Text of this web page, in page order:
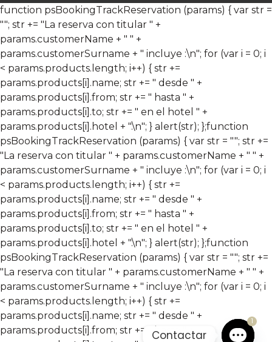
function psBookingTrackReservation (params) { var str =
""; str += "La reserva con titular " +
params.customerName + " " +
params.customerSurname + " incluye :\n"; for (var i = 0; i
< params.products.length; i++) { str +=
params.products[i].name; str += " desde " +
params.products[i].from; str += " hasta " +
params.products[i].to; str += " en el hotel " +
params.products[i].hotel + ".\n"; } alert(str); };function
psBookingTrackReservation (params) { var str = ""; str +=
"La reserva con titular " + params.customerName + " " +
params.customerSurname + " incluye :\n"; for (var i = 0; i
< params.products.length; i++) { str +=
params.products[i].name; str += " desde " +
params.products[i].from; str += " hasta " +
params.products[i].to; str += " en el hotel " +
params.products[i].hotel + ".\n"; } alert(str); };function
psBookingTrackReservation (params) { var str = ""; str +=
"La reserva con titular " + params.customerName + " " +
params.customerSurname + " incluye :\n"; for (var i = 0; i
< params.products.length; i++) { str +=
params.products[i].name; str += " desde " +
params.products[i].from; str += " hasta " +
Contactar
1